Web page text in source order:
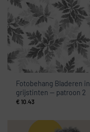
Fotobehang Bladeren in
grijstinten — patroon 2
€ 10.43